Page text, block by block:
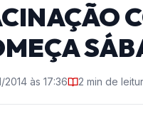
2014 às 17:36 2 min de